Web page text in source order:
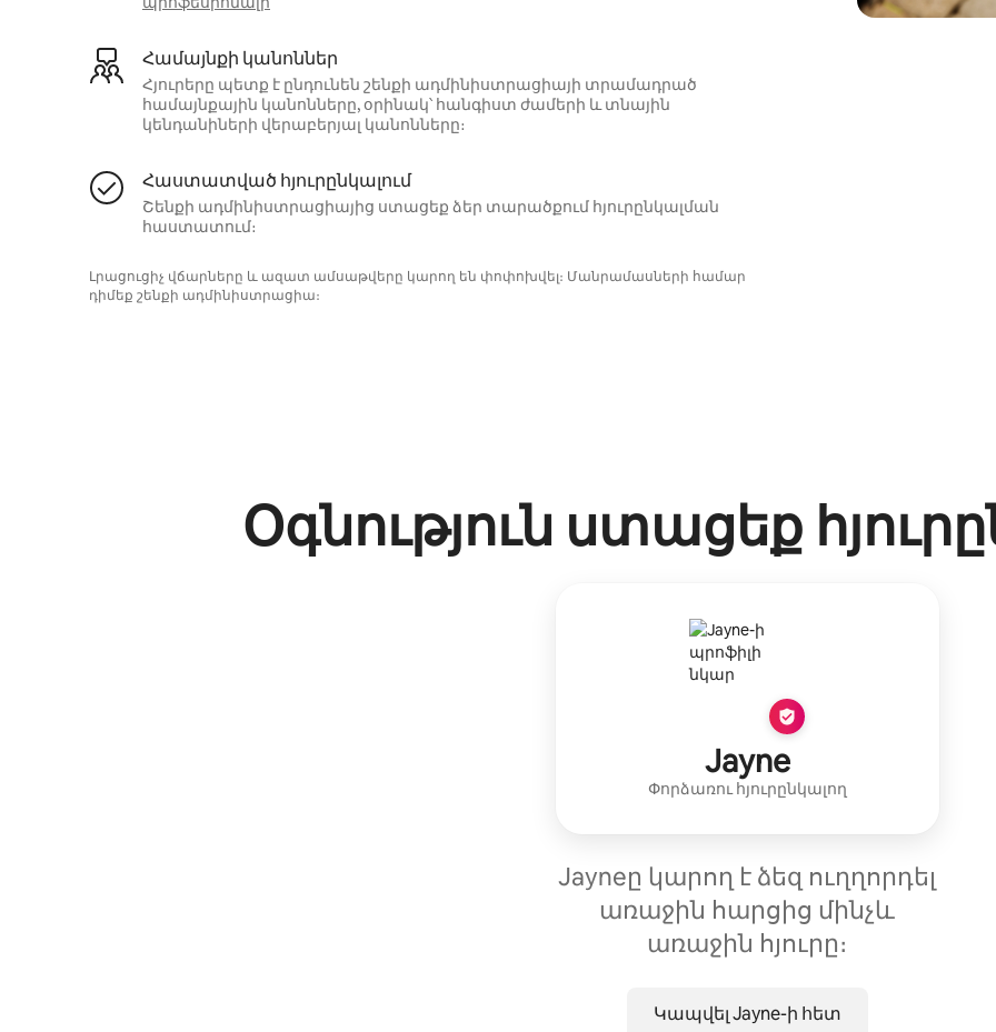
Համայնքի կանոններ
Հյուրերը պետք է ընդունեն շենքի ադմինիստրացիայի տրամադրած
համայնքային կանոնները, օրինակ՝ հանգիստ ժամերի և տնային
կենդանիների վերաբերյալ կանոնները։
Հաստատված հյուրընկալում
Շենքի ադմինիստրացիայից ստացեք ձեր տարածքում հյուրընկալման
հաստատում։
Լրացուցիչ վճարները և ազատ ամսաթվերը կարող են փոփոխվել։ Մանրամասների համար
դիմեք շենքի ադմինիստրացիա։
Օգնություն ստացեք
Jayne
Փորձառու հյուրընկալող
Jayneը կարող է ձեզ ուղղորդել
առաջին հարցից մինչև
առաջին հյուրը։
Կապվել Jayne-ի հետ